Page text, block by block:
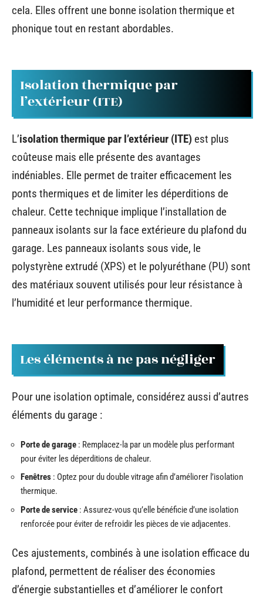
cela. Elles offrent une bonne isolation thermique et
phonique tout en restant abordables.
Isolation thermique par
l’extérieur (ITE)
L’isolation thermique par l’extérieur (ITE) est plus
coûteuse mais elle présente des avantages
indéniables. Elle permet de traiter efficacement les
ponts thermiques et de limiter les déperditions de
chaleur. Cette technique implique l’installation de
panneaux isolants sur la face extérieure du plafond du
garage. Les panneaux isolants sous vide, le
polystyrène extrudé (XPS) et le polyuréthane (PU) sont
des matériaux souvent utilisés pour leur résistance à
l’humidité et leur performance thermique.
Les éléments à ne pas négliger
Pour une isolation optimale, considérez aussi d’autres
éléments du garage :
Porte de garage : Remplacez-la par un modèle plus performant
pour éviter les déperditions de chaleur.
Fenêtres : Optez pour du double vitrage afin d’améliorer l’isolation
thermique.
Porte de service : Assurez-vous qu’elle bénéficie d’une isolation
renforcée pour éviter de refroidir les pièces de vie adjacentes.
Ces ajustements, combinés à une isolation efficace du
plafond, permettent de réaliser des économies
d’énergie substantielles et d’améliorer le confort